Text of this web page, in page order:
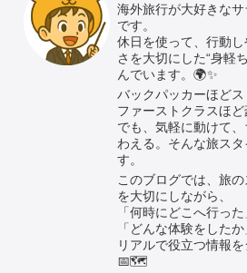
海外旅行が大好きな
です。
休日を使って、行動
さを大切にした“身軽
んでいます。🌍✨
バックパッカーほどス
ファーストクラスほど
でも、気軽に動けて
わえる。そんな旅ス
す。
このブログでは、旅
を大切にしながら、
「何時にどこへ行っ
「どんな体験をしたか
リアルで役立つ情報
📅🗺️